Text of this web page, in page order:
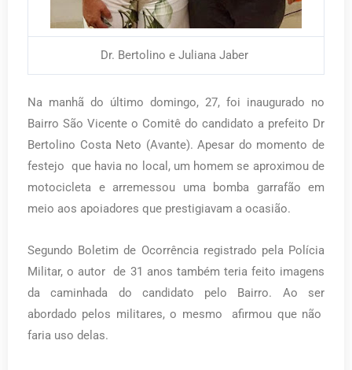
Dr. Bertolino e Juliana Jaber
Na manhã do último domingo, 27, foi inaugurado no
Bairro São Vicente o Comitê do candidato a prefeito Dr
Bertolino Costa Neto (Avante). Apesar do momento de
festejo que havia no local, um homem se aproximou de
motocicleta e arremessou uma bomba garrafão em
meio aos apoiadores que prestigiavam a ocasião.
Segundo Boletim de Ocorrência registrado pela Polícia
Militar, o autor de 31 anos também teria feito imagens
da caminhada do candidato pelo Bairro. Ao ser
abordado pelos militares, o mesmo afirmou que não
faria uso delas.